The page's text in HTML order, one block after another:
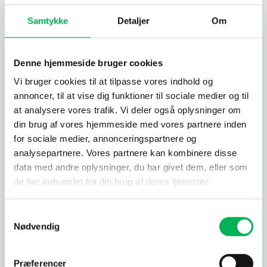
Samtykke Detaljer Om
Denne hjemmeside bruger cookies
Vi bruger cookies til at tilpasse vores indhold og
annoncer, til at vise dig funktioner til sociale medier og til
at analysere vores trafik. Vi deler også oplysninger om
din brug af vores hjemmeside med vores partnere inden
for sociale medier, annonceringspartnere og
analysepartnere. Vores partnere kan kombinere disse
data med andre oplysninger, du har givet dem, eller som
de har indsamlet fra din brug af deres tjenester.
Nødvendig
Præferencer
overflader af med en fugtig klud. Undgå at efterlade
vand, da de trives i fugtige omgivelser.
Forebyggelse: Hold luftfugtigheden i huset på under
Bekæmpelse: Reducer luftfugtigheden i hjemmet ved
at lufte meget ud, og/eller benyt en affugter.
Støv- og boglus
Støv- og boglus har faktisk slet ikke noget med lus at
gøre. Der findes omkring 80 forskellige arter af støvlus i
og trives i fugtige miljøer. De lever af lim, skimmel,
stivelse og forskellige svampesporer, der findes i mel,
gryn og brød. Ofte er der en permanent bestand af støvlus